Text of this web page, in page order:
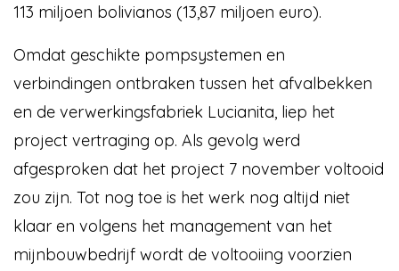
113 miljoen bolivianos (13,87 miljoen euro).
Omdat geschikte pompsystemen en
verbindingen ontbraken tussen het afvalbekken
en de verwerkingsfabriek Lucianita, liep het
project vertraging op. Als gevolg werd
afgesproken dat het project 7 november voltooid
zou zijn. Tot nog toe is het werk nog altijd niet
klaar en volgens het management van het
mijnbouwbedrijf wordt de voltooiing voorzien